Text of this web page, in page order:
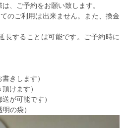
、ご予約をお願い致します。
のご利用は出来ません。また、換金
長することは可能です。ご予約時に
きします）
けます）
が可能です）
の袋）